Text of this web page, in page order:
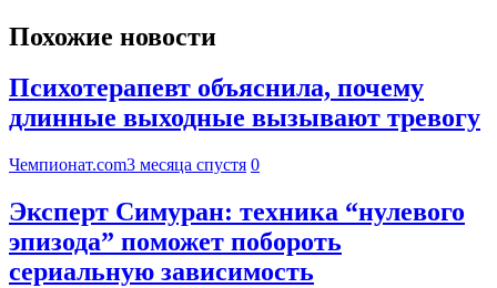
Похожие новости
Психотерапевт объяснила, почему
длинные выходные вызывают тревогу
Чемпионат.com3 месяца спустя 0
Эксперт Симуран: техника “нулевого
эпизода” поможет побороть
сериальную зависимость